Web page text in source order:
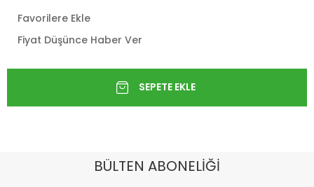
Favorilere Ekle
Fiyat Düşünce Haber Ver
BÜLTEN ABONELİĞİ